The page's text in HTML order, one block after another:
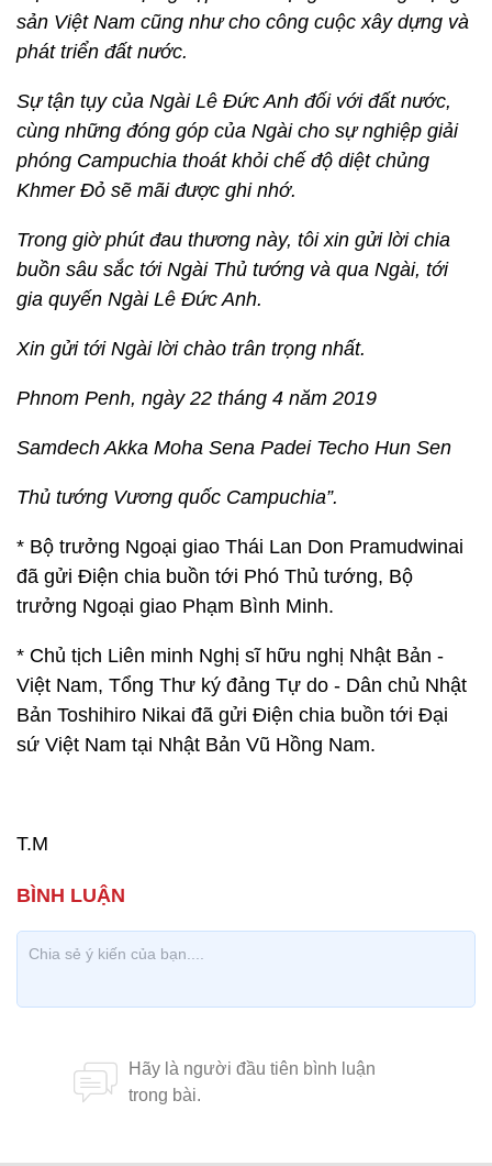
sản Việt Nam cũng như cho công cuộc xây dựng và
phát triển đất nước.
Sự tận tụy của Ngài Lê Đức Anh đối với đất nước,
cùng những đóng góp của Ngài cho sự nghiệp giải
phóng Campuchia thoát khỏi chế độ diệt chủng
Khmer Đỏ sẽ mãi được ghi nhớ.
Trong giờ phút đau thương này, tôi xin gửi lời chia
buồn sâu sắc tới Ngài Thủ tướng và qua Ngài, tới
gia quyến Ngài Lê Đức Anh.
Xin gửi tới Ngài lời chào trân trọng nhất.
Phnom Penh, ngày 22 tháng 4 năm 2019
Samdech Akka Moha Sena Padei Techo Hun Sen
Thủ tướng Vương quốc Campuchia”.
* Bộ trưởng Ngoại giao Thái Lan Don Pramudwinai
đã gửi Điện chia buồn tới Phó Thủ tướng, Bộ
trưởng Ngoại giao Phạm Bình Minh.
* Chủ tịch Liên minh Nghị sĩ hữu nghị Nhật Bản -
Việt Nam, Tổng Thư ký đảng Tự do - Dân chủ Nhật
Bản Toshihiro Nikai đã gửi Điện chia buồn tới Đại
sứ Việt Nam tại Nhật Bản Vũ Hồng Nam.
T.M